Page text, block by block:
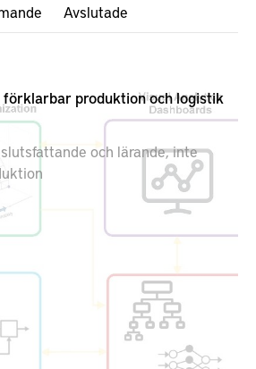
Avslutade
förklarbar produktion och logistik
och lärande, inte